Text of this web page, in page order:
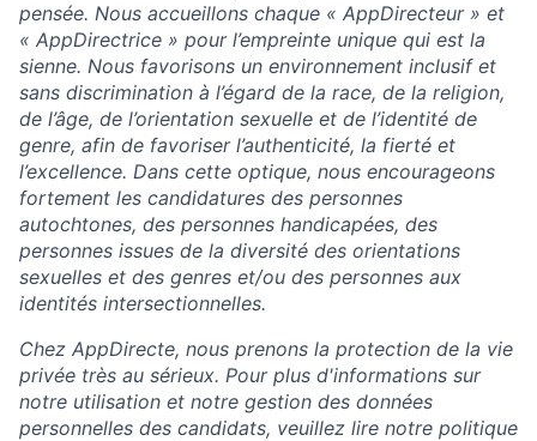
pensée. Nous accueillons chaque « AppDirecteur » et
« AppDirectrice » pour l’empreinte unique qui est la
sienne. Nous favorisons un environnement inclusif et
sans discrimination à l’égard de la race, de la religion,
de l’âge, de l’orientation sexuelle et de l’identité de
genre, afin de favoriser l’authenticité, la fierté et
l’excellence. Dans cette optique, nous encourageons
fortement les candidatures des personnes
autochtones, des personnes handicapées, des
personnes issues de la diversité des orientations
sexuelles et des genres et/ou des personnes aux
identités intersectionnelles.
Chez AppDirecte, nous prenons la protection de la vie
privée très au sérieux. Pour plus d'informations sur
notre utilisation et notre gestion des données
personnelles des candidats, veuillez lire notre politique